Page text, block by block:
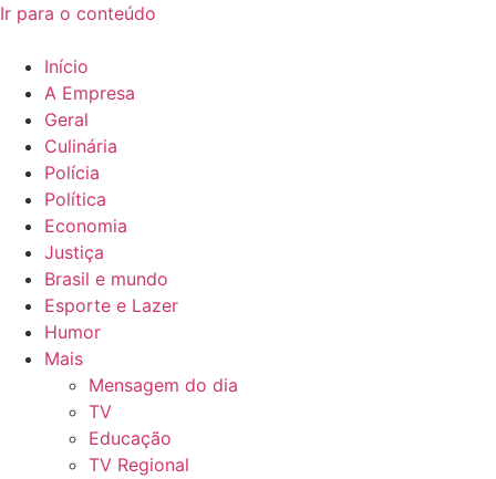
Ir para o conteúdo
Início
A Empresa
Geral
Culinária
Polícia
Política
Economia
Justiça
Brasil e mundo
Esporte e Lazer
Humor
Mais
Mensagem do dia
TV
Educação
TV Regional